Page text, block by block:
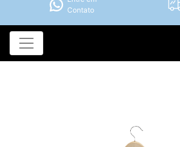
Contato